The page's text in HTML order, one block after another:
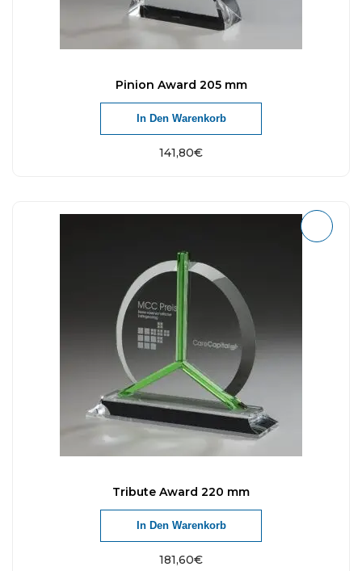
Pinion Award 205 mm
141,80€
In Den Warenkorb
Tribute Award 220 mm
181,60€
In Den Warenkorb